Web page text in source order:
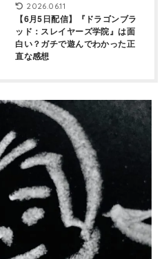
2026.06.11
【6月5日配信】『ドラゴンブラ
ッド：スレイヤーズ学院』は面
白い？ガチで遊んでわかった正
直な感想